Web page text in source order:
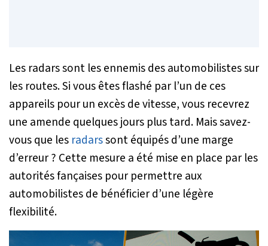
Les radars sont les ennemis des automobilistes sur
les routes. Si vous êtes flashé par l’un de ces
appareils pour un excès de vitesse, vous recevrez
une amende quelques jours plus tard. Mais savez-
vous que les radarssont équipés d’une marge
d’erreur ? Cette mesure a été mise en place par les
autorités fançaises pour permettre aux
automobilistes de bénéficier d’une légère
flexibilité.